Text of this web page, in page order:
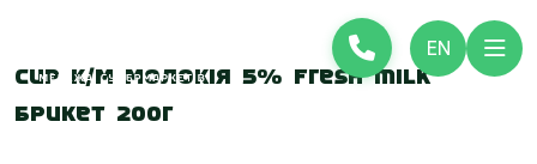
EN
Сир к/м Молокія 5% fresh milk
брикет 200г